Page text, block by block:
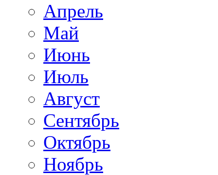
Апрель
Май
Июнь
Июль
Август
Сентябрь
Октябрь
Ноябрь